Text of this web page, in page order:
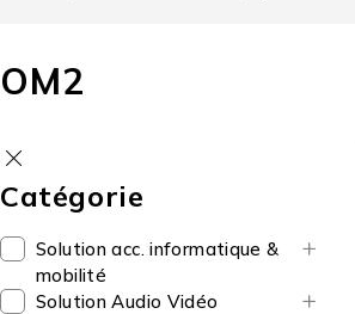
OM2
Catégorie
Solution acc. informatique &
mobilité
Solution Audio Vidéo